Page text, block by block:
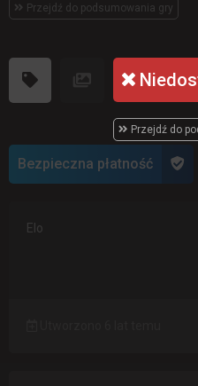
Przejdź do
Przejdź do podsumowania gry
Bezpieczna płatność
Elo